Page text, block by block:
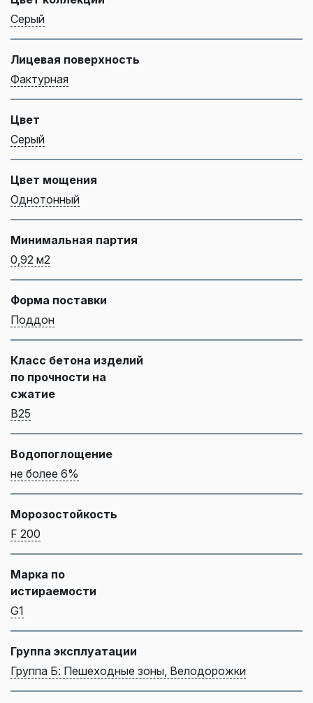
Серый
Лицевая поверхность
Фактурная
Цвет
Серый
Цвет мощения
Однотонный
Минимальная партия
0,92 м2
Форма поставки
Поддон
Класс бетона изделий
по прочности на
сжатие
B25
Водопоглощение
не более 6%
Морозостойкость
F 200
Марка по
истираемости
G1
Группа эксплуатации
Группа Б: Пешеходные зоны, Велодорожки